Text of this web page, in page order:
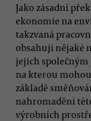
Jako zásadní
ekonomie na
takzvaná
obsahují nějaké
jejich
na kterou
základě
nahromadění
výrobních